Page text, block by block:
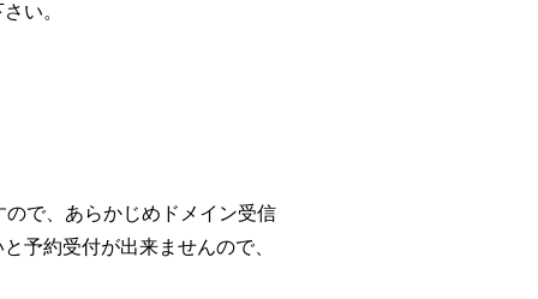
い。
ので、あらかじめドメイン受信
予約受付が出来ませんので、